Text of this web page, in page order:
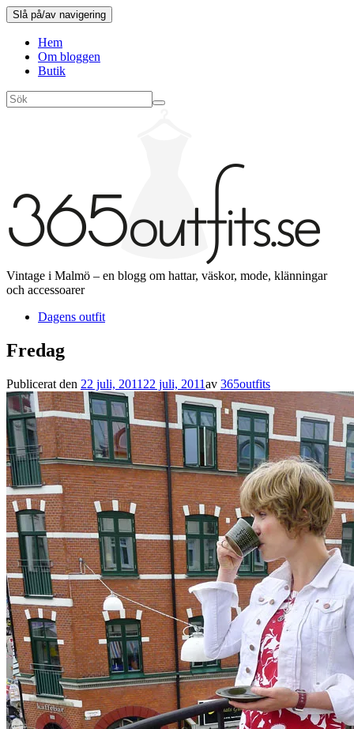
Slå på/av navigering
Hem
Om bloggen
Butik
Vintage i Malmö – en blogg om hattar, väskor, mode, klänningar
och accessoarer
Dagens outfit
Fredag
Publicerat den 22 juli, 2011 22 juli, 2011av 365outfits